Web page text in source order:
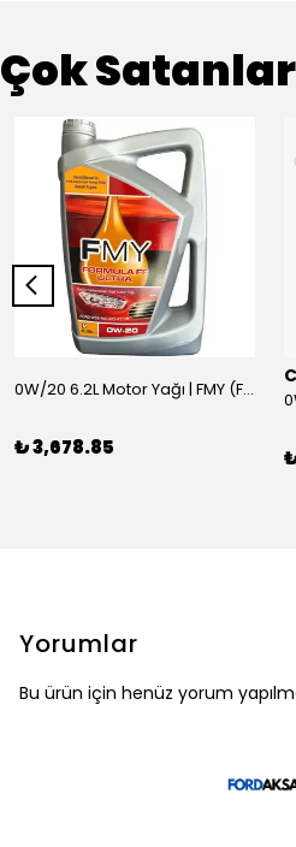
Çok Satanlar
0W/20 6.2L Motor Yağı | FMY (Ford Motor Yağları)
₺ 3,678.85
Yorumlar
Bu ürün için henüz yorum